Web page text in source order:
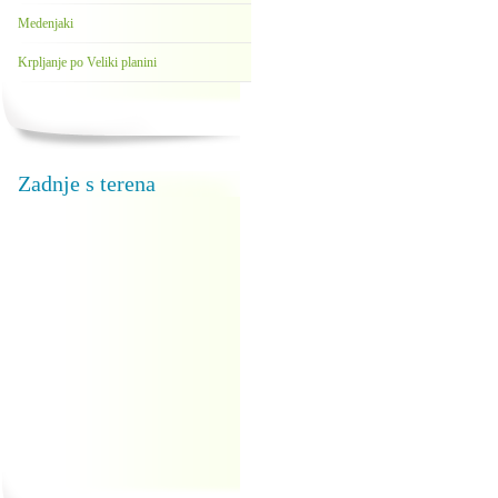
Medenjaki
Krpljanje po Veliki planini
Zadnje s terena